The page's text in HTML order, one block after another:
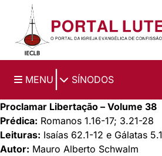
Ir para o conteúdo principal
MENU SÍNODOS
Proclamar Libertação – Volume 38
Prédica: Romanos 1.16-17; 3.21-28
Leituras: Isaías 62.1-12 e Gálatas
Autor: Mauro Alberto Schwalm